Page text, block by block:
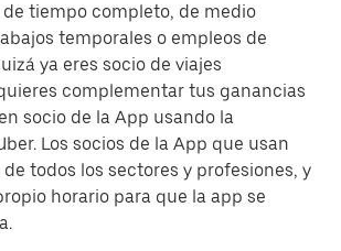
tiempo completo, de medio
temporales o empleos de
ya eres socio de viajes
complementar tus ganancias
socio de la App usando la
Los socios de la App que usan
todos los sectores y profesiones, y
horario para que la app se